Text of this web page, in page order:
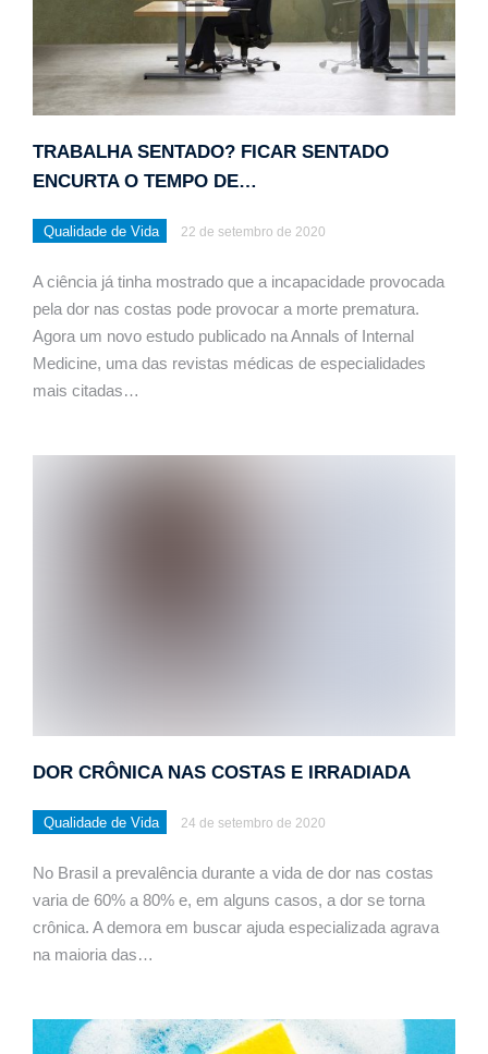
TRABALHA SENTADO? FICAR SENTADO
ENCURTA O TEMPO DE…
Qualidade de Vida 22 de setembro de 2020
A ciência já tinha mostrado que a incapacidade provocada
pela dor nas costas pode provocar a morte prematura.
Agora um novo estudo publicado na Annals of Internal
Medicine, uma das revistas médicas de especialidades
mais citadas…
DOR CRÔNICA NAS COSTAS E IRRADIADA
Qualidade de Vida 24 de setembro de 2020
No Brasil a prevalência durante a vida de dor nas costas
varia de 60% a 80% e, em alguns casos, a dor se torna
crônica. A demora em buscar ajuda especializada agrava
na maioria das…